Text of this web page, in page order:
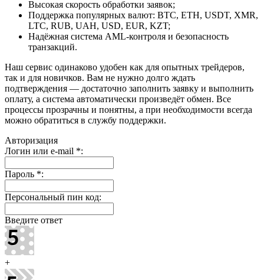
Высокая скорость обработки заявок;
Поддержка популярных валют: BTC, ETH, USDT, XMR,
LTC, RUB, UAH, USD, EUR, KZT;
Надёжная система AML-контроля и безопасность
транзакций.
Наш сервис одинаково удобен как для опытных трейдеров,
так и для новичков. Вам не нужно долго ждать
подтверждения — достаточно заполнить заявку и выполнить
оплату, а система автоматически произведёт обмен. Все
процессы прозрачны и понятны, а при необходимости всегда
можно обратиться в службу поддержки.
Авторизация
Логин или e-mail *:
Пароль *:
Персональный пин код:
Введите ответ
+